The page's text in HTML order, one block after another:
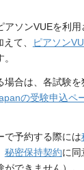
アソンVUEを利
て、 ピアソン
場合は、各試験
の受験申込ペ
で予約する際には
秘密保持契約に同